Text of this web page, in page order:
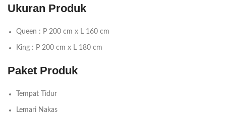
Ukuran Produk
Queen : P 200 cm x L 160 cm
King : P 200 cm x L 180 cm
Paket Produk
Tempat Tidur
Lemari Nakas